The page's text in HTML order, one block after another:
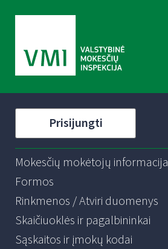
Prisijungti
Mokesčių mokėtojų informacija
Formos
Rinkmenos / Atviri duomenys
Skaičiuoklės ir pagalbininkai
Sąskaitos ir įmokų kodai